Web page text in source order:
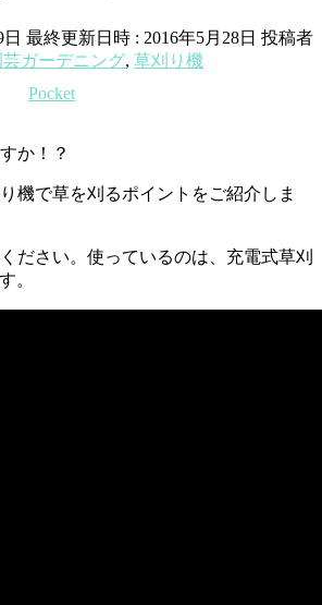
最終更新日時 : 2016年5月28日 投稿者
芸ガーデニング, 草刈り機
Pocket
か！？
機で草を刈るポイントをご紹介しま
ださい。使っているのは、充電式草刈
。